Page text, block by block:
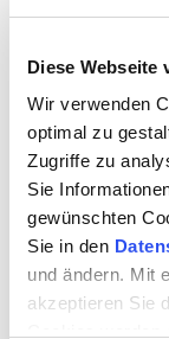
Diese Webseite
Wir verwenden
optimal zu
Zugriffe zu
Sie
gewünschten
Sie in den
und ändern. Mit
akzeptieren Sie
Archivierte
29.12.2023
Ab 1. Januar
(VRR) neue
10er-Tickets
ZusatzTickets
genutzt werden.
können diese
31. Dezember